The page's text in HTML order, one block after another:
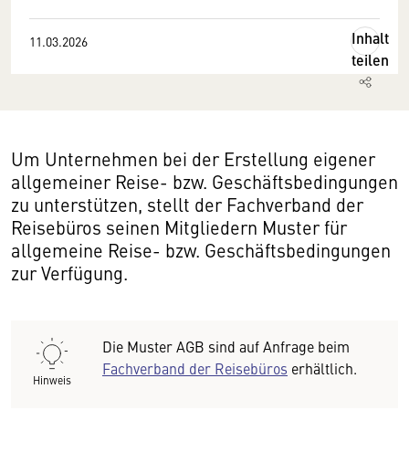
11.03.2026
Inhalt
teilen
Um Unternehmen bei der Erstellung eigener
allgemeiner Reise- bzw. Geschäftsbedingungen
zu unterstützen, stellt der Fachverband der
Reisebüros seinen Mitgliedern Muster für
allgemeine Reise- bzw. Geschäftsbedingungen
zur Verfügung.
Hinweis
Die Muster AGB sind auf Anfrage beim
Fachverband der Reisebüros erhältlich.